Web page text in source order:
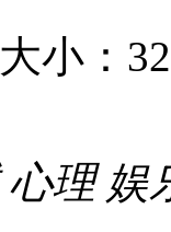
大小：
心理 娱